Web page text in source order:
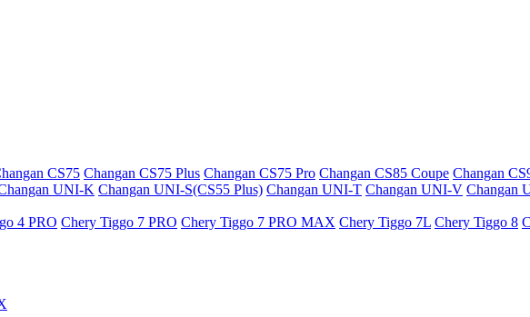
CS75 Changan CS75 Plus Changan CS75 Pro Changan CS85 Coupe Changan
UNI-K Changan UNI-S(CS55 Plus) Changan UNI-T Changan UNI-V Changan
4 PRO Chery Tiggo 7 PRO Chery Tiggo 7 PRO MAX Chery Tiggo 7L Chery Tiggo 8